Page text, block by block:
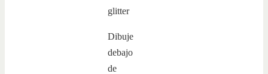
Dibuje
debajo
de